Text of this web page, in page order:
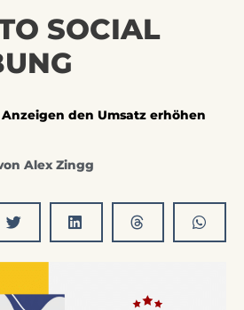
SOCIAL
den Umsatz erhöhen
Alex Zingg